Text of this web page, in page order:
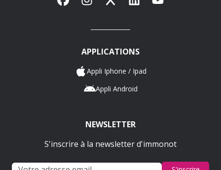
APPLICATIONS
Appli Iphone / Ipad
Appli Android
NEWSLETTER
S'inscrire à la newsletter d'immonot